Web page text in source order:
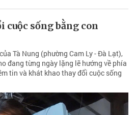
cuộc sống bằng con
Tà Nung (phường Cam Ly - Đà Lạt),
đang từng ngày lặng lẽ hướng về phía
tin và khát khao thay đổi cuộc sống